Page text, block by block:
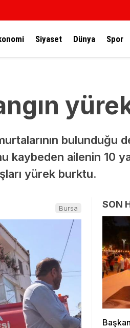
Siyaset Dünya Spor
bulunduğu
kaybeden ailenin 10
yürek burktu.
Bursa SON